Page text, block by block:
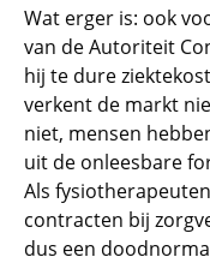
Wat erger is: ook
van de Autoriteit
hij te dure
verkent de markt
niet, mensen
uit de onleesbare
Als
contracten bij
dus een